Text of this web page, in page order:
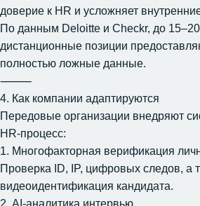
доверие к HR и усложняет
По данным Deloitte и Checkr, до
дистанционные позиции
полностью ложные данные.
⸻
4. Как компании адаптируются
Передовые организации внедряют
HR-процесс:
1. Многофакторная верификация
Проверка ID, IP, цифровых следов, а
видеоидентификация кандидата.
2. AI-аналитика интервью.